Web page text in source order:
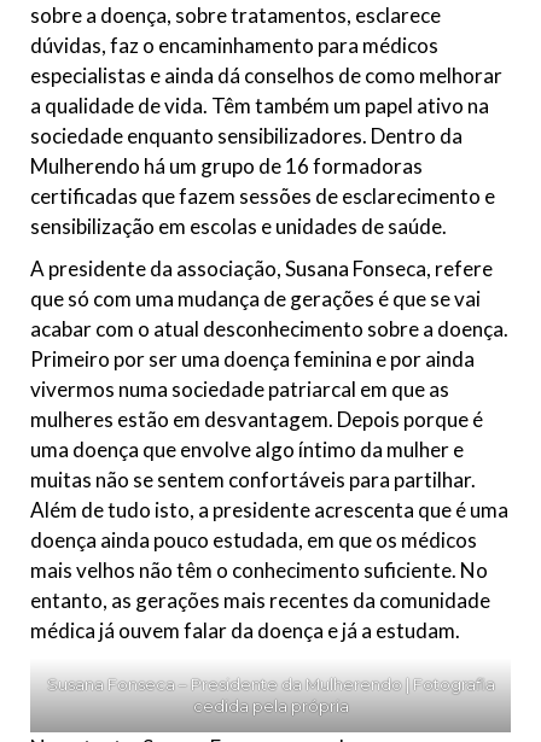
sobre a doença, sobre tratamentos, esclarece
dúvidas, faz o encaminhamento para médicos
especialistas e ainda dá conselhos de como melhorar
a qualidade de vida. Têm também um papel ativo na
sociedade enquanto sensibilizadores. Dentro da
Mulherendo há um grupo de 16 formadoras
certificadas que fazem sessões de esclarecimento e
sensibilização em escolas e unidades de saúde.
A presidente da associação, Susana Fonseca, refere
que só com uma mudança de gerações é que se vai
acabar com o atual desconhecimento sobre a doença.
Primeiro por ser uma doença feminina e por ainda
vivermos numa sociedade patriarcal em que as
mulheres estão em desvantagem. Depois porque é
uma doença que envolve algo íntimo da mulher e
muitas não se sentem confortáveis para partilhar.
Além de tudo isto, a presidente acrescenta que é uma
doença ainda pouco estudada, em que os médicos
mais velhos não têm o conhecimento suficiente. No
entanto, as gerações mais recentes da comunidade
médica já ouvem falar da doença e já a estudam.
Susana Fonseca – Presidente da Mulherendo | Fotografia
cedida pela própria